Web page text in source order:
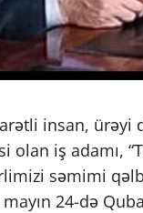
insan, ürəyi
olan iş adamı,
səmimi
24-də